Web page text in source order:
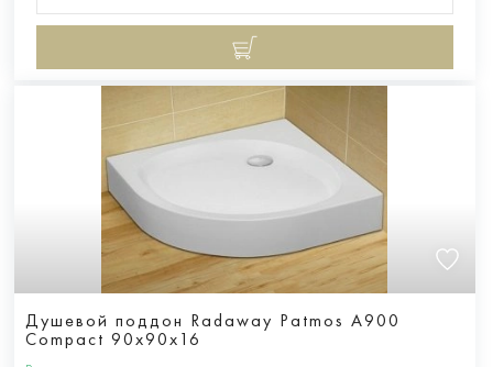
Душевой поддон Radaway Patmos A900
Compact 90x90x16